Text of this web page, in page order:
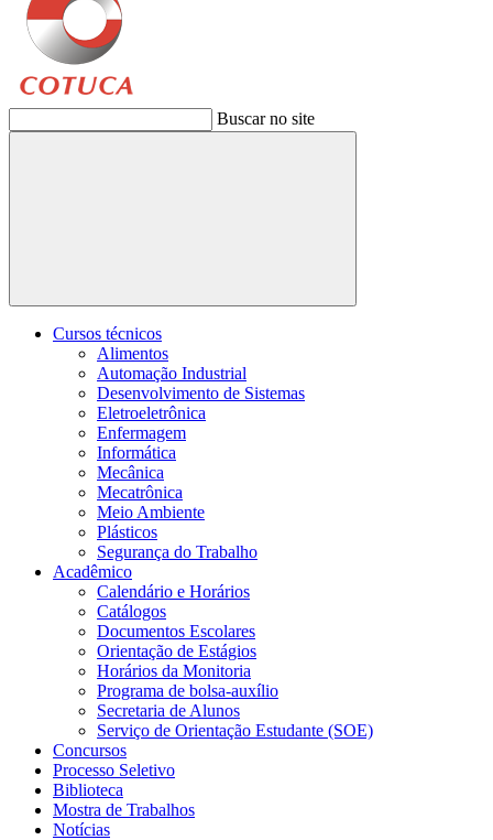
Buscar no site
Buscar
Cursos técnicos
Alimentos
Automação Industrial
Desenvolvimento de Sistemas
Eletroeletrônica
Enfermagem
Informática
Mecânica
Mecatrônica
Meio Ambiente
Plásticos
Segurança do Trabalho
Acadêmico
Calendário e Horários
Catálogos
Documentos Escolares
Orientação de Estágios
Horários da Monitoria
Programa de bolsa-auxílio
Secretaria de Alunos
Serviço de Orientação Estudante (SOE)
Concursos
Processo Seletivo
Biblioteca
Mostra de Trabalhos
Notícias